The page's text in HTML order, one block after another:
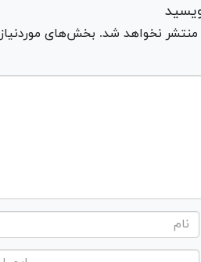
منتشر نخواهد شد. بخش‌های